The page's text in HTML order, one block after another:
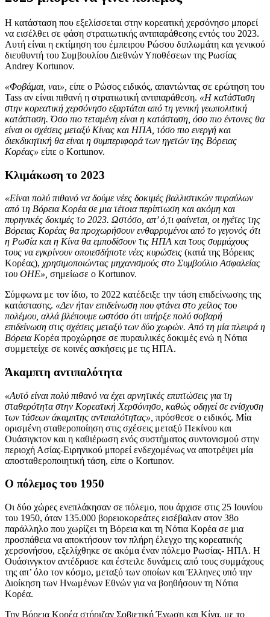
Η κατάσταση που εξελίσσεται στην κορεατική χερσόνησο μπορεί
να εισέλθει σε φάση στρατιωτικής αντιπαράθεσης εντός του 2023.
Αυτή είναι η εκτίμηση του έμπειρου Ρώσου διπλωμάτη και γενικού
διευθυντή του Συμβουλίου Διεθνών Υποθέσεων της Ρωσίας
Andrey Kortunov.
«Φοβάμαι, ναι», είπε ο Ρώσος ειδικός, απαντώντας σε ερώτηση του
Tass αν είναι πιθανή η στρατιωτική αντιπαράθεση. «Η κατάσταση
στην κορεατική χερσόνησο εξαρτάται από τη γενική γεωπολιτική
κατάσταση. Όσο πιο τεταμένη είναι η κατάσταση, όσο πιο έντονες θα
είναι οι σχέσεις μεταξύ Κίνας και ΗΠΑ, τόσο πιο ενεργή και
διεκδικητική θα είναι η συμπεριφορά των ηγετών της Βόρειας
Κορέας» είπε ο Kortunov.
Κλιμάκωση το 2023
«Είναι πολύ πιθανό να δούμε νέες δοκιμές βαλλιστικών πυραύλων
από τη Βόρεια Κορέα σε μια τέτοια περίπτωση και ακόμη και
πυρηνικές δοκιμές το 2023. Ωστόσο, απ’ ό,τι φαίνεται, οι ηγέτες της
Βόρειας Κορέας θα προχωρήσουν ενθαρρυμένοι από το γεγονός ότι
η Ρωσία και η Κίνα θα εμποδίσουν τις ΗΠΑ και τους συμμάχους
τους να εγκρίνουν οποιεσδήποτε νέες κυρώσεις (κατά της Βόρειας
Κορέας), χρησιμοποιώντας μηχανισμούς στο Συμβούλιο Ασφαλείας
του ΟΗΕ», σημείωσε ο Kortunov.
Σύμφωνα με τον ίδιο, το 2022 κατέδειξε την τάση επιδείνωσης της
κατάστασης. «Δεν ήταν επιδείνωση που φτάνει στο χείλος του
πολέμου, αλλά βλέπουμε ωστόσο ότι υπήρξε πολύ σοβαρή
επιδείνωση στις σχέσεις μεταξύ των δύο χωρών. Από τη μία πλευρά η
Βόρεια Κορέα προχώρησε σε πυραυλικές δοκιμές ενώ η Νότια
συμμετείχε σε κοινές ασκήσεις με τις ΗΠΑ.
Άκαμπτη αντιπαλότητα
«Αυτό είναι πολύ πιθανό να έχει αρνητικές επιπτώσεις για τη
σταθερότητα στην Κορεατική Χερσόνησο, καθώς οδηγεί σε ενίσχυση
των τάσεων άκαμπτης αντιπαλότητας», πρόσθεσε ο ειδικός. Μία
ορισμένη σταθεροποίηση στις σχέσεις μεταξύ Πεκίνου και
Ουάσιγκτον και η καθιέρωση ενός συστήματος συντονισμού στην
περιοχή Ασίας-Ειρηνικού μπορεί ενδεχομένως να αποτρέψει μία
αποσταθεροποιητική τάση, είπε ο Kortunov.
Ο πόλεμος του 1950
Οι δύο χώρες ενεπλάκησαν σε πόλεμο, που άρχισε στις 25 Ιουνίου
του 1950, όταν 135.000 βορειοκορεάτες εισέβαλαν στον 38ο
παράλληλο που χωρίζει τη Βόρεια και τη Νότια Κορέα σε μια
προσπάθεια να αποκτήσουν τον πλήρη έλεγχο της κορεατικής
χερσονήσου, εξελίχθηκε σε ακόμα έναν πόλεμο Ρωσίας- ΗΠΑ. Η
Ουάσινγκτον αντέδρασε και έστειλε δυνάμεις από τους συμμάχους
της απ’ όλο τον κόσμο, μεταξύ των οποίων και Έλληνες υπό την
Διοίκηση των Ηνωμένων Εθνών για να βοηθήσουν τη Νότια
Κορέα.
Την Βόρεια Κορέα στήριζαν Σοβιετική Ένωση και Κίνα, με το